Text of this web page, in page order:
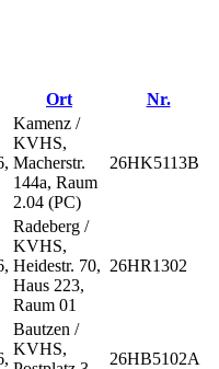
Ort Nr.
Kamenz /
KVHS,
Macherstr.
144a, Raum
2.04 (PC)
26HK5113B
Radeberg /
KVHS,
Heidestr. 70,
Haus 223,
Raum 01
26HR1302
Bautzen /
KVHS,
26HB5102A